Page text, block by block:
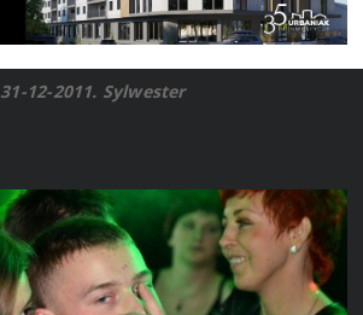
31-12-2011. Sylwester